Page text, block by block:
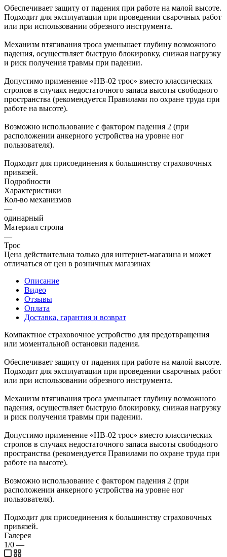
Обеспечивает защиту от падения при работе на малой высоте.
Подходит для эксплуатации при проведении сварочных работ
или при использовании обрезного инструмента.
Механизм втягивания троса уменьшает глубину возможного
падения, осуществляет быструю блокировку, снижая нагрузку
и риск получения травмы при падении.
Допустимо применение «НВ-02 трос» вместо классических
стропов в случаях недостаточного запаса высоты свободного
пространства (рекомендуется Правилами по охране труда при
работе на высоте).
Возможно использование с фактором падения 2 (при
расположении анкерного устройства на уровне ног
пользователя).
Подходит для присоединения к большинству страховочных
привязей.
Подробности
Характеристики
Кол-во механизмов
—
одинарный
Материал стропа
—
Трос
Цена действительна только для интернет-магазина и может
отличаться от цен в розничных магазинах
Описание
Видео
Отзывы
Оплата
Доставка, гарантия и возврат
Компактное страховочное устройство для предотвращения
или моментальной остановки падения.
Обеспечивает защиту от падения при работе на малой высоте.
Подходит для эксплуатации при проведении сварочных работ
или при использовании обрезного инструмента.
Механизм втягивания троса уменьшает глубину возможного
падения, осуществляет быструю блокировку, снижая нагрузку
и риск получения травмы при падении.
Допустимо применение «НВ-02 трос» вместо классических
стропов в случаях недостаточного запаса высоты свободного
пространства (рекомендуется Правилами по охране труда при
работе на высоте).
Возможно использование с фактором падения 2 (при
расположении анкерного устройства на уровне ног
пользователя).
Подходит для присоединения к большинству страховочных
привязей.
Галерея
1/0 —